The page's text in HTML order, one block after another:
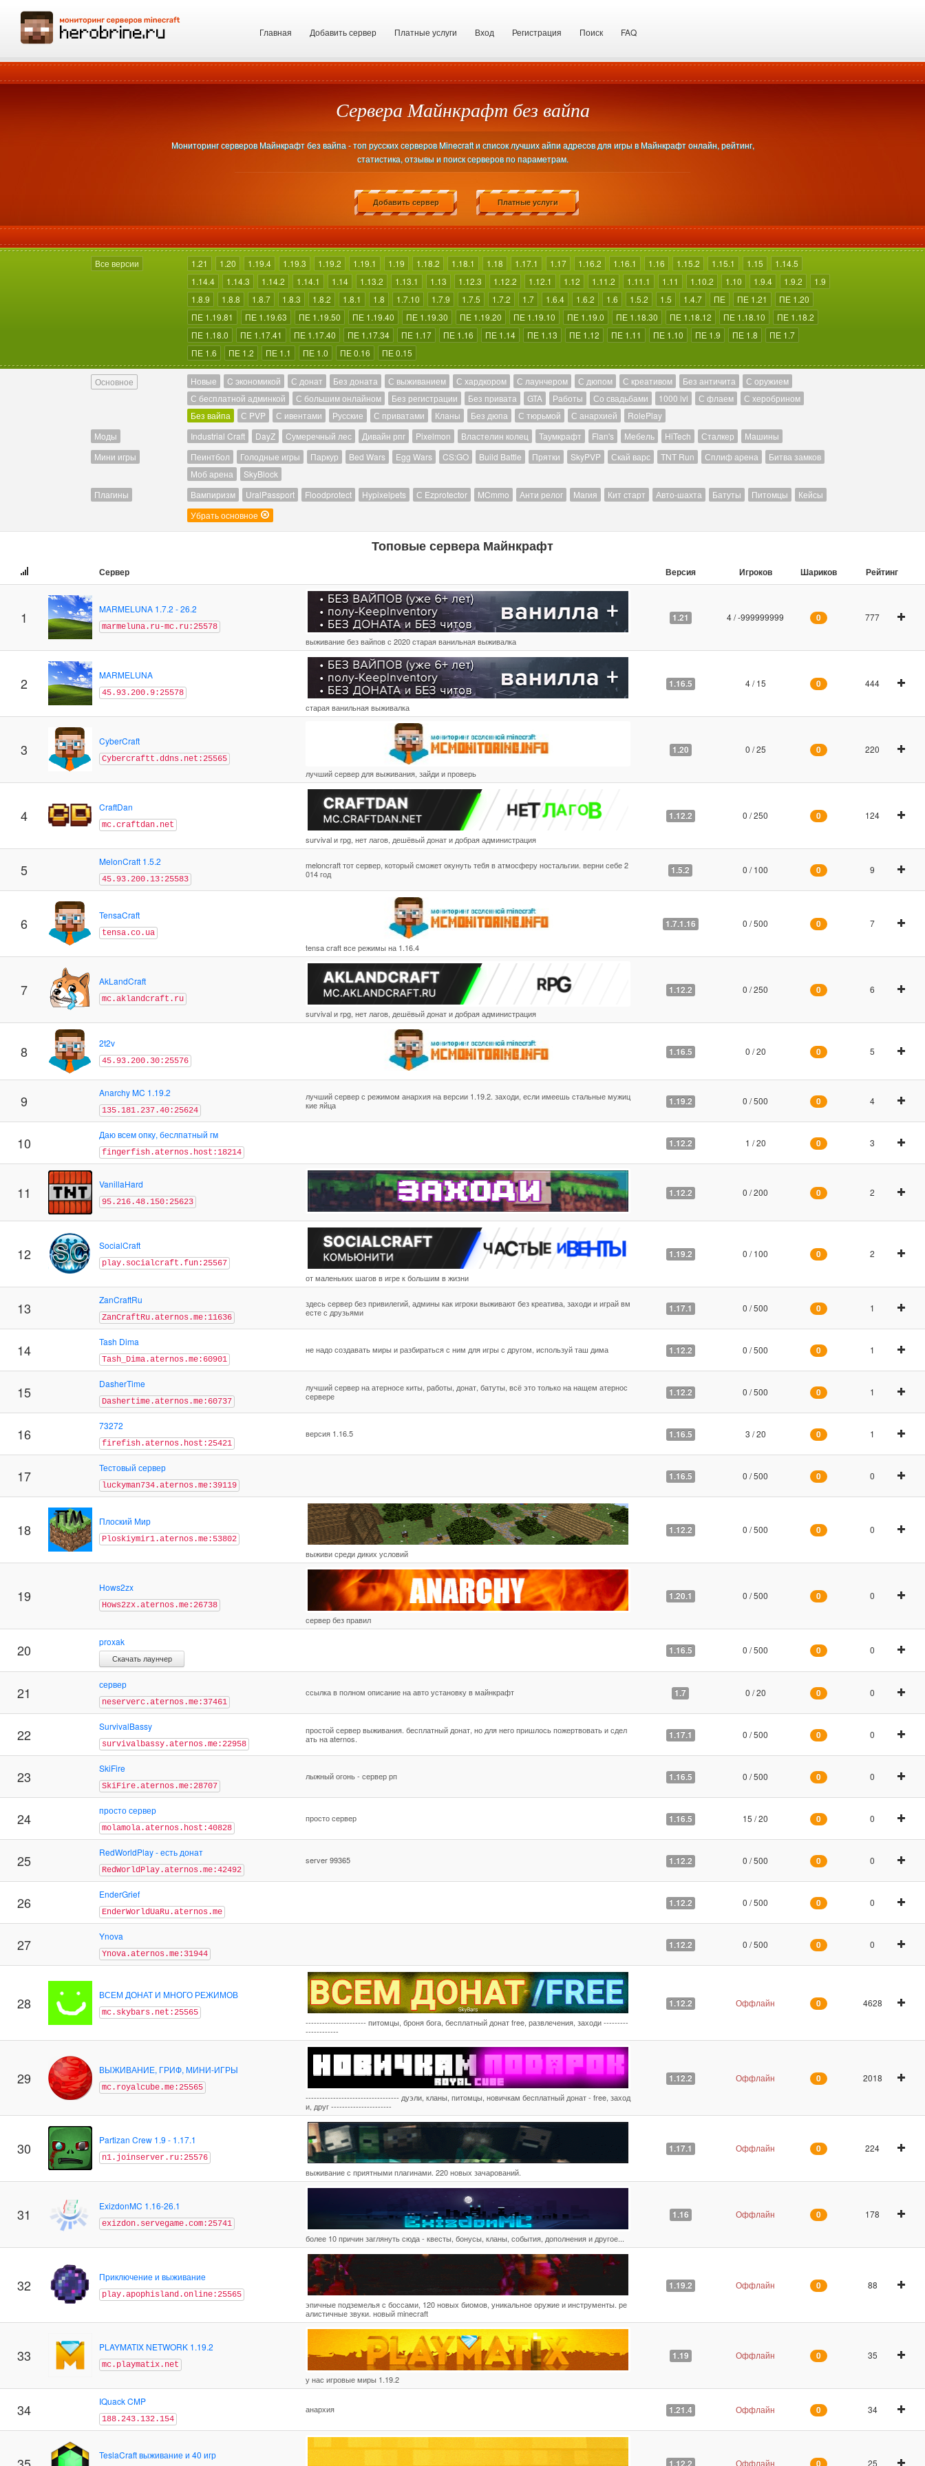
Главная Добавить сервер Платные услуги Вход Регистрация Поиск FAQ
Сервера Майнкрафт без вайпа
Мониторинг серверов Майнкрафт без вайпа - топ русских серверов Minecraft и список лучших айпи адресов для игры в Майнкрафт онлайн, рейтинг,
статистика, отзывы и поиск серверов по параметрам.
Добавить сервер Платные услуги
Все версии 1.21 1.20 1.19.4 1.19.3 1.19.2 1.19.1 1.19 1.18.2 1.18.1 1.18 1.17.1 1.17 1.16.2 1.16.1 1.16 1.15.2 1.15.1 1.15
1.14.5
1.14.4
1.14.3 1.14.2 1.14.1 1.14 1.13.2 1.13.1 1.13 1.12.3 1.12.2 1.12.1 1.12 1.11.2 1.11.1 1.11 1.10.2 1.10 1.9.4 1.9.2
1.9
1.8.9
1.8.8 1.8.7 1.8.3 1.8.2 1.8.1 1.8 1.7.10 1.7.9 1.7.5 1.7.2 1.7 1.6.4 1.6.2 1.6 1.5.2 1.5 1.4.7 ПЕ ПЕ 1.21
ПЕ 1.20
ПЕ 1.19.81
ПЕ 1.19.63 ПЕ 1.19.50 ПЕ 1.19.40 ПЕ 1.19.30 ПЕ 1.19.20 ПЕ 1.19.10 ПЕ 1.19.0 ПЕ 1.18.30 ПЕ 1.18.12 ПЕ 1.18.10
ПЕ 1.18.2
ПЕ 1.18.0
ПЕ 1.17.41 ПЕ 1.17.40 ПЕ 1.17.34 ПЕ 1.17 ПЕ 1.16 ПЕ 1.14 ПЕ 1.13 ПЕ 1.12 ПЕ 1.11 ПЕ 1.10 ПЕ 1.9 ПЕ 1.8
ПЕ 1.7
ПЕ 1.6
ПЕ 1.2 ПЕ 1.1 ПЕ 1.0 ПЕ 0.16 ПЕ 0.15
Основное Новые C экономикой С донат Без доната С выживанием С хардкором С лаунчером С дюпом С креативом Без античита
С оружием
С бесплатной админкой
С большим онлайном Без регистрации Без привата GTA Работы Со свадьбами 1000 lvl С флаем
С херобрином
Без вайпа
С PVP С ивентами Русские С приватами Кланы Без дюпа С тюрьмой С анархией
RolePlay
Моды
Industrial Craft DayZ Cумеречный лес Дивайн рпг Pixelmon Властелин колец Таумкрафт Flan's Мебель HiTech Сталкер
Машины
Мини игры
Пеинтбол Голодные игры Паркур Bed Wars Egg Wars CS:GO Build Battle Прятки SkyPVP Скай варс TNT Run Сплиф арена
Битва замков
Моб арена
SkyBlock
Плагины
Вампиризм UralPassport Floodprotect Hypixelpets С Ezprotector MCmmo Анти релог Магия Кит старт Авто-шахта Батуты Питомцы
Кейсы
Убрать основное
Топовые сервера Майнкрафт
Сервер Версия Игроков Шариков Рейтинг
1 MARMELUNA 1.7.2 - 26.2
marmeluna.ru-mc.ru:25578
выживание без вайпов с 2020 старая ванильная выживалка
1.21 4 / -999999999 0 777
2 MARMELUNA
45.93.200.9:25578
старая ванильная выживалка
1.16.5 4 / 15 0 444
3 CyberCraft
Cybercraftt.ddns.net:25565
лучший сервер для выживания, зайди и проверь
1.20 0 / 25 0 220
4 CraftDan
mc.craftdan.net
survival и rpg, нет лагов, дешёвый донат и добрая администрация
1.12.2 0 / 250 0 124
5 MelonCraft 1.5.2
45.93.200.13:25583
meloncraft тот сервер, который сможет окунуть тебя в атмосферу ностальгии. верни себе 2
014 год
1.5.2 0 / 100 0 9
6 TensaCraft
tensa.co.ua
tensa craft все режимы на 1.16.4
1.7.1.16 0 / 500 0 7
7 AkLandCraft
mc.aklandcraft.ru
survival и rpg, нет лагов, дешёвый донат и добрая администрация
1.12.2 0 / 250 0 6
8 2t2v
45.93.200.30:25576
1.16.5 0 / 20 0 5
9 Anarchy MC 1.19.2
135.181.237.40:25624
лучший сервер с режимом анархия на версии 1.19.2. заходи, если имеешь стальные мужиц
кие яйца
1.19.2 0 / 500 0 4
10 Даю всем опку, беслпатный гм
fingerfish.aternos.host:18214
1.12.2 1 / 20 0 3
11 VanillaHard
95.216.48.150:25623
1.12.2 0 / 200 0 2
12 SocialCraft
play.socialcraft.fun:25567
от маленьких шагов в игре к большим в жизни
1.19.2 0 / 100 0 2
13 ZanCraftRu
ZanCraftRu.aternos.me:11636
здесь сервер без привилегий, админы как игроки выживают без креатива, заходи и играй вм
есте с друзьями
1.17.1 0 / 500 0 1
14 Tash Dima
Tash_Dima.aternos.me:60901
не надо создавать миры и разбираться с ним для игры с другом, используй таш дима 1.12.2 0 / 500 0 1
15 DasherTime
Dashertime.aternos.me:60737
лучший сервер на атерносе киты, работы, донат, батуты, всё это только на нащем атернос
сервере
1.12.2 0 / 500 0 1
16 73272
firefish.aternos.host:25421
версия 1.16.5 1.16.5 3 / 20 0 1
17 Тестовый сервер
luckyman734.aternos.me:39119
1.16.5 0 / 500 0 0
18 Плоский Мир
Ploskiymir1.aternos.me:53802
выживи среди диких условий
1.12.2 0 / 500 0 0
19 Hows2zx
Hows2zx.aternos.me:26738
сервер без правил
1.20.1 0 / 500 0 0
20 proxak
Скачать лаунчер
1.16.5 0 / 500 0 0
21 сервер
neserverc.aternos.me:37461
ссылка в полном описание на авто установку в майнкрафт 1.7 0 / 20 0 0
22 SurvivalBassy
survivalbassy.aternos.me:22958
простой сервер выживания. бесплатный донат, но для него пришлось пожертвовать и сдел
ать на aternos.
1.17.1 0 / 500 0 0
23 SkiFire
SkiFire.aternos.me:28707
лыжный огонь - сервер рп 1.16.5 0 / 500 0 0
24 просто сервер
molamola.aternos.host:40828
просто сервер 1.16.5 15 / 20 0 0
25 RedWorldPlay - есть донат
RedWorldPlay.aternos.me:42492
server 99365 1.12.2 0 / 500 0 0
26 EnderGrief
EnderWorldUaRu.aternos.me
1.12.2 0 / 500 0 0
27 Ynova
Ynova.aternos.me:31944
1.12.2 0 / 500 0 0
28 ВСЕМ ДОНАТ И МНОГО РЕЖИМОВ
mc.skybars.net:25565
---------------------- питомцы, броня бога, бесплатный донат free, развлечения, заходи ---------
------------
1.12.2 Оффлайн 0 4628
29 ВЫЖИВАНИЕ, ГРИФ, МИНИ-ИГРЫ
mc.royalcube.me:25565
---------------------------------- дуэли, кланы, питомцы, новичкам бесплатный донат - free, заход
и, друг ----------------------
1.12.2 Оффлайн 0 2018
30 Partizan Crew 1.9 - 1.17.1
n1.joinserver.ru:25576
выживание с приятными плагинами. 220 новых зачарований.
1.17.1 Оффлайн 0 224
31 ExizdonMC 1.16-26.1
exizdon.servegame.com:25741
более 10 причин заглянуть сюда - квесты, бонусы, кланы, события, дополнения и другое...
1.16 Оффлайн 0 178
32 Приключение и выживание
play.apophisland.online:25565
эпичные подземелья с боссами, 120 новых биомов, уникальное оружие и инструменты. ре
алистичные звуки. новый minecraft
1.19.2 Оффлайн 0 88
33 PLAYMATIX NETWORK 1.19.2
mc.playmatix.net
у нас игровые миры 1.19.2
1.19 Оффлайн 0 35
34 IQuack CMP
188.243.132.154
анархия 1.21.4 Оффлайн 0 34
TeslaCraft выживание и 40 игр
1.12.2 Оффлайн 0 25